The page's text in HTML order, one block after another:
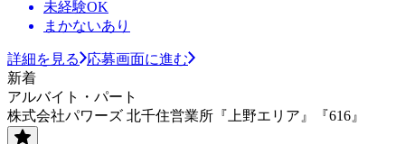
未経験OK
まかないあり
詳細を見る
応募画面に進む
新着
アルバイト・パート
株式会社パワーズ 北千住営業所『上野エリア』『616』